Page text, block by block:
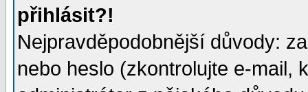
přihlásit?!
Nejpravděpodobnější důvody:
nebo heslo (zkontrolujte e-mail,